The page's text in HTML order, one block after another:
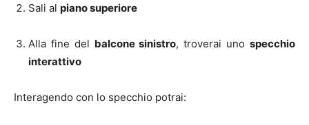
Sali al piano superiore
Alla fine del balcone sinistro, troverai unospecchio
interattivo
Interagendo con lo specchio potrai: